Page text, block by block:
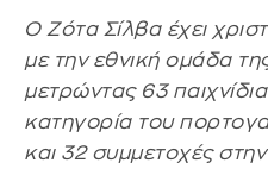
Ο Ζότα Σίλβα έχει
με την εθνική ομάδα
μετρώντας 63
κατηγορία του
και 32 συμμετοχές